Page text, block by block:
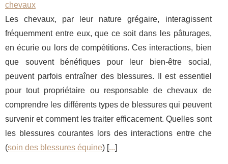
chevaux
Les chevaux, par leur nature grégaire, interagissent
fréquemment entre eux, que ce soit dans les pâturages,
en écurie ou lors de compétitions. Ces interactions, bien
que souvent bénéfiques pour leur bien-être social,
peuvent parfois entraîner des blessures. Il est essentiel
pour tout propriétaire ou responsable de chevaux de
comprendre les différents types de blessures qui peuvent
survenir et comment les traiter efficacement. Quelles sont
les blessures courantes lors des interactions entre che
(soin des blessures équine) [...]